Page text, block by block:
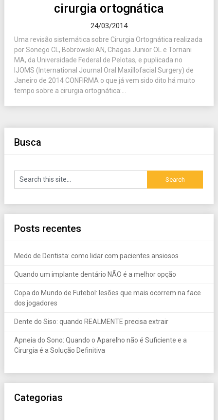
cirurgia ortognática
24/03/2014
Uma revisão sistemática sobre Cirurgia Ortognática realizada
por Sonego CL, Bobrowski AN, Chagas Junior OL e Torriani
MA, da Universidade Federal de Pelotas, e puplicada no
IJOMS (International Journal Oral Maxillofacial Surgery) de
Janeiro de 2014 CONFIRMA o que já vem sido dito há muito
tempo sobre a cirurgia ortognática:...
Busca
Posts recentes
Medo de Dentista: como lidar com pacientes ansiosos
Quando um implante dentário NÃO é a melhor opção
Copa do Mundo de Futebol: lesões que mais ocorrem na face
dos jogadores
Dente do Siso: quando REALMENTE precisa extrair
Apneia do Sono: Quando o Aparelho não é Suficiente e a
Cirurgia é a Solução Definitiva
Categorias